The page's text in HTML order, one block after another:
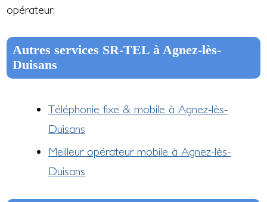
opérateur.
Autres services SR-TEL à Agnez-lès-
Duisans
Téléphonie fixe & mobile à Agnez-lès-
Duisans
Meilleur opérateur mobile à Agnez-lès-
Duisans